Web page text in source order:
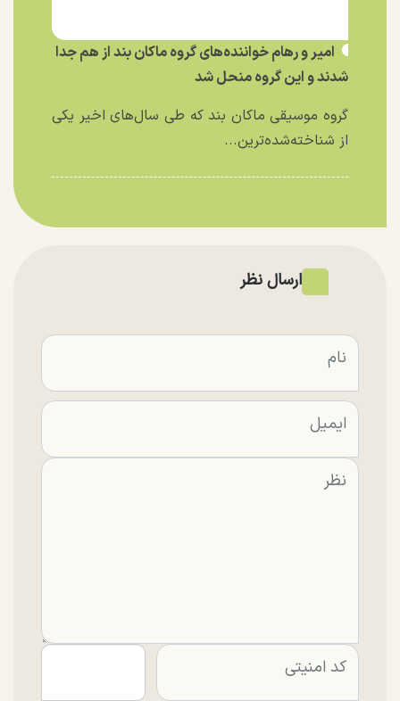
امیر و رهام خواننده‌های گروه ماکان بند از هم جدا
شدند و این گروه منحل شد
گروه موسیقی ماکان بند که طی سال‌های اخیر یکی
از شناخته‌شده‌ترین...
ارسال نظر